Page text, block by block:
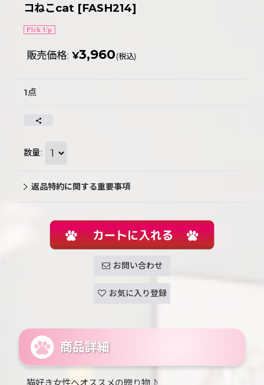
コねこcat [FASH214]
販売価格: ¥3,960(税込)
1点
数量:
返品特約に関する重要事項
お問い合わせ
お気に入り登録
商品詳細